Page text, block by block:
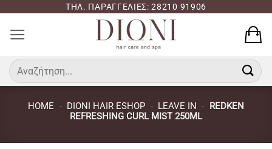
περιεχόμενο
ΤΗΛ. ΠΑΡΑΓΓΕΛΙΕΣ: 28210 91906
Αναζήτηση
για:
HOME - DIONI HAIR ESHOP - LEAVE IN - REDKEN
REFRESHING CURL MIST 250ML